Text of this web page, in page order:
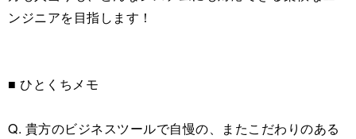
ンジニアを目指します！
■ ひとくちメモ
Q. 貴方のビジネスツールで自慢の、またこだわりのある